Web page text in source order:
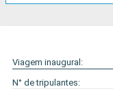
Viagem inaugural:
N° de tripulantes: